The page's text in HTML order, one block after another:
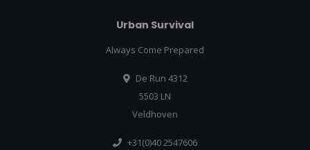
Urban Survival
Always Come Prepared
De Run 4312
5503 LN
Veldhoven
+31(0)40 2547606